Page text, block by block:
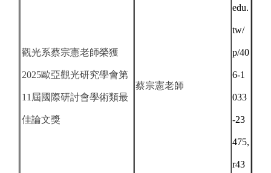
觀光系蔡宗憲老師榮獲
2025歐亞觀光研究學會第
11屆國際研討會學術類最
佳論文獎
蔡宗憲老師
edu.
tw/
p/40
6-1
033
-23
475,
r43